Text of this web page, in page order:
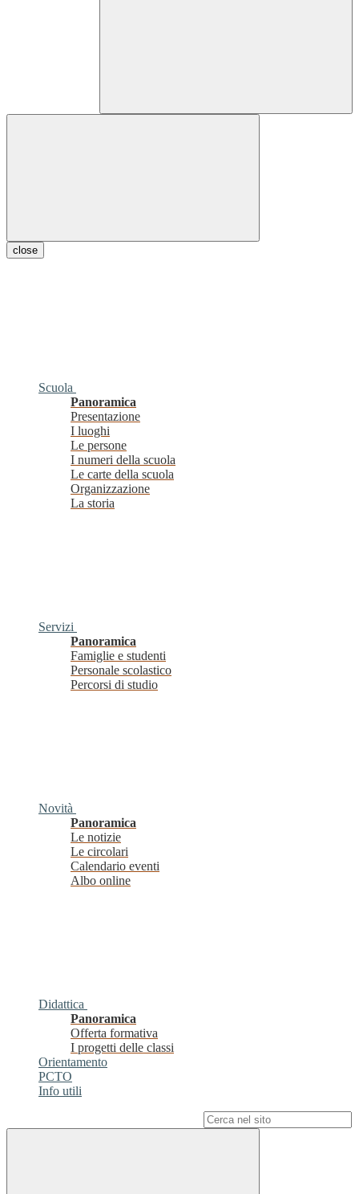
close
Scuola
Panoramica
Presentazione
I luoghi
Le persone
I numeri della scuola
Le carte della scuola
Organizzazione
La storia
Servizi
Panoramica
Famiglie e studenti
Personale scolastico
Percorsi di studio
Novità
Panoramica
Le notizie
Le circolari
Calendario eventi
Albo online
Didattica
Panoramica
Offerta formativa
I progetti delle classi
Orientamento
PCTO
Info utili